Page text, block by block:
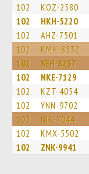
102 KOZ-2580
102 HKH-5220
102 AHZ-7501
102 KMH-8532
102 XEH-8257
102 NKE-7129
102 KZT-4054
102 YNN-9702
102 NIK-7044
102 KMX-5502
102 ZNK-9941